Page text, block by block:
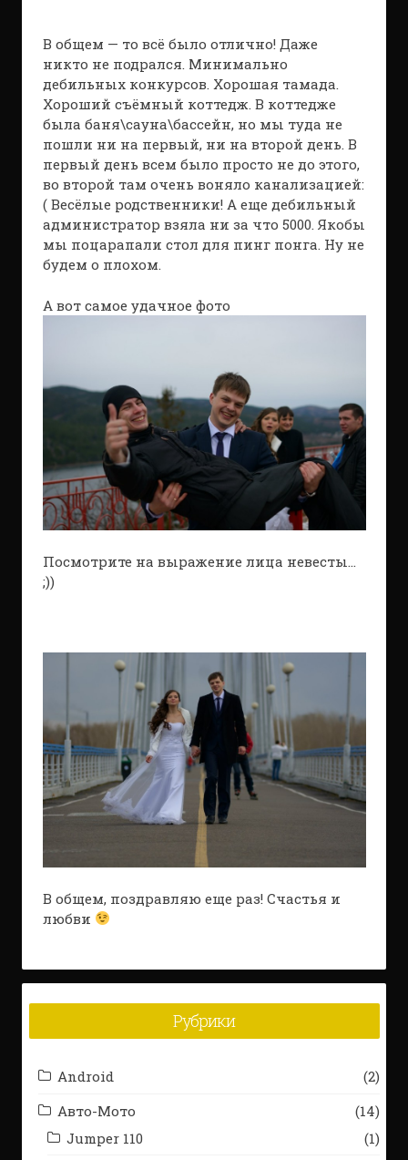
В общем — то всё было отлично! Даже
никто не подрался. Минимально
дебильных конкурсов. Хорошая тамада.
Хороший съёмный коттедж. В коттедже
была баня\сауна\бассейн, но мы туда не
пошли ни на первый, ни на второй день. В
первый день всем было просто не до этого,
во второй там очень воняло канализацией:
( Весёлые родственники! А еще дебильный
администратор взяла ни за что 5000. Якобы
мы поцарапали стол для пинг понга. Ну не
будем о плохом.
А вот самое удачное фото
Посмотрите на выражение лица невесты…
;))
В общем, поздравляю еще раз! Счастья и
любви
Рубрики
Android
(2)
Авто-Мото
(14)
Jumper 110
(1)